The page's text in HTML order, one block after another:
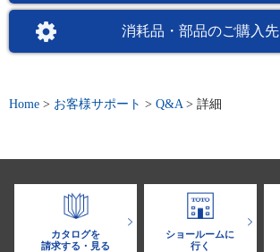
消耗品・部品のご購入先
Home > お客様サポート > Q&A > 詳細
カタログを
請求する・見る
ショールームに
行く